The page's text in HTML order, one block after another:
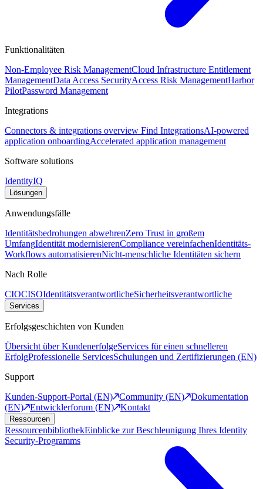
Funktionalitäten
Non-Employee Risk ManagementCloud Infrastructure Entitlement
ManagementData Access SecurityAccess Risk ManagementHarbor
PilotPassword Management
Integrations
Connectors & integrations overview Find IntegrationsAI-powered
application onboardingAccelerated application management
Software solutions
IdentityIQ
Lösungen
Anwendungsfälle
Identitätsbedrohungen abwehrenZero Trust in großem
UmfangIdentität modernisierenCompliance vereinfachenIdentitäts-
Workflows automatisierenNicht-menschliche Identitäten sichern
Nach Rolle
CIOCISOIdentitätsverantwortlicheSicherheitsverantwortliche
Services
Erfolgsgeschichten von Kunden
Übersicht über KundenerfolgeServices für einen schnelleren
ErfolgProfessionelle ServicesSchulungen und Zertifizierungen (EN)
Support
Kunden-Support-Portal (EN)
Community (EN)
Dokumentation
(EN)
Entwicklerforum (EN) Kontakt
Ressourcen
RessourcenbibliothekEinblicke zur Beschleunigung Ihres Identity
Security-Programms